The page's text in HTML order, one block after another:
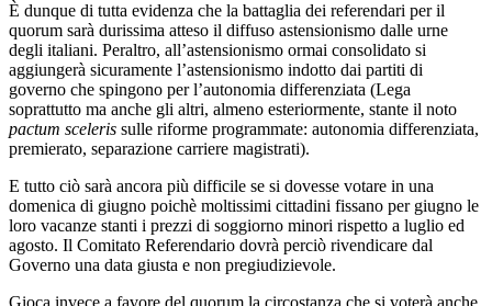
È dunque di tutta evidenza che la battaglia dei referendari per il
quorum sarà durissima atteso il diffuso astensionismo dalle urne
degli italiani. Peraltro, all’astensionismo ormai consolidato si
aggiungerà sicuramente l’astensionismo indotto dai partiti di
governo che spingono per l’autonomia differenziata (Lega
soprattutto ma anche gli altri, almeno esteriormente, stante il noto
pactum sceleris sulle riforme programmate: autonomia differenziata,
premierato, separazione carriere magistrati).
E tutto ciò sarà ancora più difficile se si dovesse votare in una
domenica di giugno poichè moltissimi cittadini fissano per giugno le
loro vacanze stanti i prezzi di soggiorno minori rispetto a luglio ed
agosto. Il Comitato Referendario dovrà perciò rivendicare dal
Governo una data giusta e non pregiudizievole.